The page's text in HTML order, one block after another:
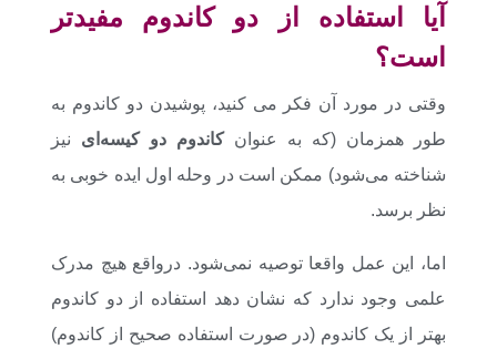
آیا استفاده از دو کاندوم مفیدتر
است؟
وقتی در مورد آن فکر می کنید، پوشیدن دو کاندوم به
طور همزمان (که به عنوان کاندوم دو کیسه‌ای نیز
شناخته می‌شود) ممکن است در وحله اول ایده خوبی به
نظر برسد.
اما، این عمل واقعا توصیه نمی‌شود. در‌واقع هیچ مدرک
علمی وجود ندارد که نشان دهد استفاده از دو کاندوم
بهتر از یک کاندوم (در صورت استفاده صحیح از کاندوم)